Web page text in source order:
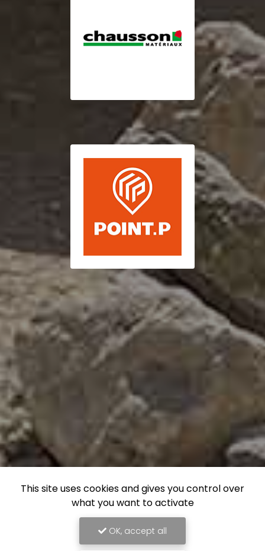
This site uses cookies and gives you control over
what you want to activate
OK, accept all